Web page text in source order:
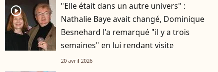
player2
"Elle était dans un autre univers" :
Nathalie Baye avait changé, Dominique
Besnehard l'a remarqué "il y a trois
semaines" en lui rendant visite
20 avril 2026